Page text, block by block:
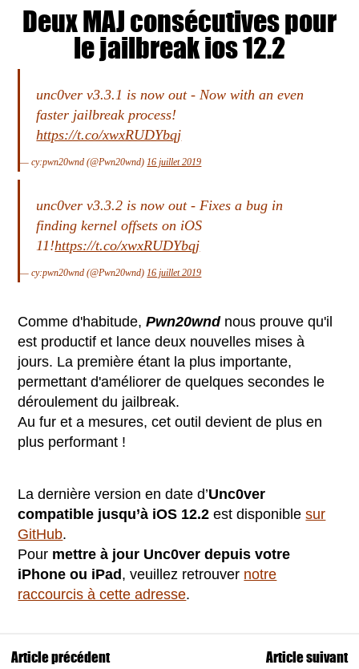
Deux MAJ consécutives pour
le jailbreak ios 12.2
unc0ver v3.3.1 is now out - Now with an even
faster jailbreak process!
https://t.co/xwxRUDYbqj
— cy:pwn20wnd (@Pwn20wnd)16 juillet 2019
unc0ver v3.3.2 is now out - Fixes a bug in
finding kernel offsets on iOS
11!https://t.co/xwxRUDYbqj
— cy:pwn20wnd (@Pwn20wnd)16 juillet 2019
Comme d'habitude, Pwn20wndnous prouve qu'il
est productif et lance deux nouvelles mises à
jours. La première étant la plus importante,
permettant d'améliorer de quelques secondes le
déroulement du jailbreak.
Au fur et a mesures, cet outil devient de plus en
plus performant !
La dernière version en date d’Unc0ver
compatible jusqu’à iOS 12.2 est disponiblesur
GitHub.
Pour mettre à jour Unc0ver depuis votre
iPhone ou iPad , veuillez retrouver notre
raccourcis à cette adresse.
Article précédent Article suivant